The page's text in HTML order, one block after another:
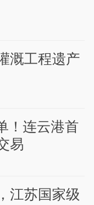
溉工程遗产
！连云港首
易
江苏国家级